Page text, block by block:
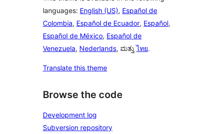
languages: English (US), Español de
Colombia, Español de Ecuador, Español,
Español de México, Español de
Venezuela, Nederlands, ಮತ್ತುไทย.
Translate this theme
Browse the code
Development log
Subversion repository